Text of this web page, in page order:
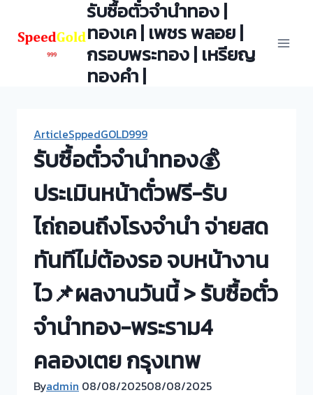
content
รับซื้อตั๋วจำนำทอง |
ทองเค | เพชร พลอย |
กรอบพระทอง | เหรียญ
ทองคำ |
ArticleSppedGOLD999
รับซื้อตั๋วจำนำทอง💰
ประเมินหน้าตั๋วฟรี-รับ
ไถ่ถอนถึงโรงจำนำ จ่ายสด
ทันทีไม่ต้องรอ จบหน้างาน
ไว📌ผลงานวันนี้ > รับซื้อตั๋ว
จำนำทอง-พระราม4
คลองเตย กรุงเทพ
Byadmin 08/08/202508/08/2025